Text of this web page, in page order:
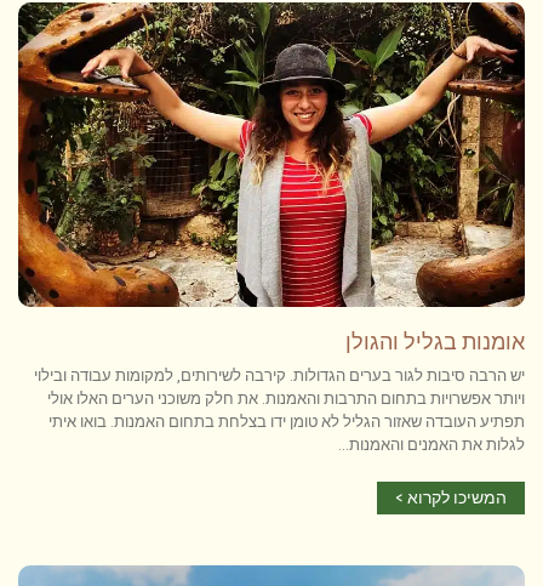
אומנות בגליל והגולן
יש הרבה סיבות לגור בערים הגדולות. קירבה לשירותים, למקומות עבודה ובילוי
ויותר אפשרויות בתחום התרבות והאמנות. את חלק משוכני הערים האלו אולי
תפתיע העובדה שאזור הגליל לא טומן ידו בצלחת בתחום האמנות. בואו איתי
לגלות את האמנים והאמנות...
המשיכו לקרוא >